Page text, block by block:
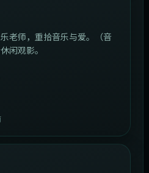
老师，重拾音乐与爱。（音
闲观影。